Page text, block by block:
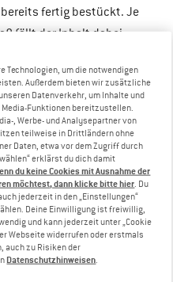
fertig bestückt. Je
fällt der Inhalt dabei
Hilfe-Ausrüstung ankommt
dazu hat sich der Kollege
für die
Gedanken gemacht.
es bei der Anschaffung eines
der ist bei diesem
gezielt ausgewählt
Bedürfnisse
Technologien, um die notwendigen
Außerdem bieten wir zusätzliche
Datenverkehr, um Inhalte und
Funktionen bereitzustellen.
, Werbe- und Analysepartner von
teilweise in Drittländern ohne
Daten, etwa vor dem Zugriff durch
erklärst du dich damit
du keine Cookies mit Ausnahme der
möchtest, dann klicke bitte hier . Du
jederzeit in den „Einstellungen“
Deine Einwilligung ist freiwillig,
und kann jederzeit unter „Cookie
Webseite widerrufen oder erstmals
auch zu Risiken der
Datenschutzhinweisen